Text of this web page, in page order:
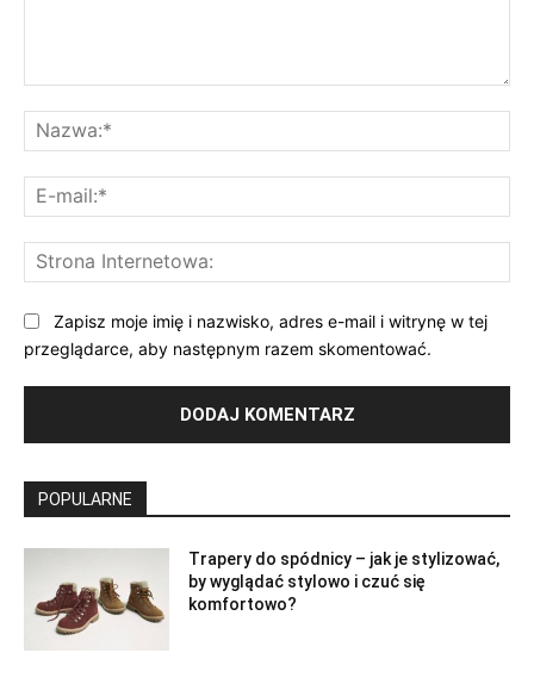
Zapisz moje imię i nazwisko, adres e-mail i witrynę w tej
przeglądarce, aby następnym razem skomentować.
POPULARNE
Trapery do spódnicy – jak je stylizować,
by wyglądać stylowo i czuć się
komfortowo?